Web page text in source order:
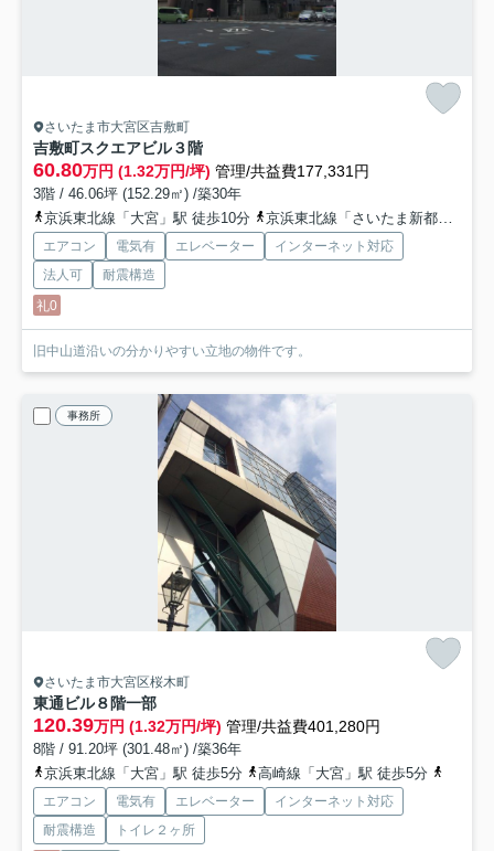
さいたま市大宮区吉敷町
吉敷町スクエアビル３階
60.80万円 (1.32万円/坪) 管理/共益費177,331円
3階 / 46.06坪 (152.29㎡) /築30年
京浜東北線「大宮」駅 徒歩10分
京浜東北線「さいたま新都心」駅 徒歩10分
エアコン 電気有 エレベーター
インターネット対応
法人可
耐震構造
礼0
旧中山道沿いの分かりやすい立地の物件です。
事務所
さいたま市大宮区桜木町
東通ビル８階一部
120.39万円 (1.32万円/坪) 管理/共益費401,280円
8階 / 91.20坪 (301.48㎡) /築36年
京浜東北線「大宮」駅 徒歩5分
高崎線「大宮」駅 徒歩5分
エアコン 電気有 エレベーター
インターネット対応
耐震構造
トイレ２ヶ所